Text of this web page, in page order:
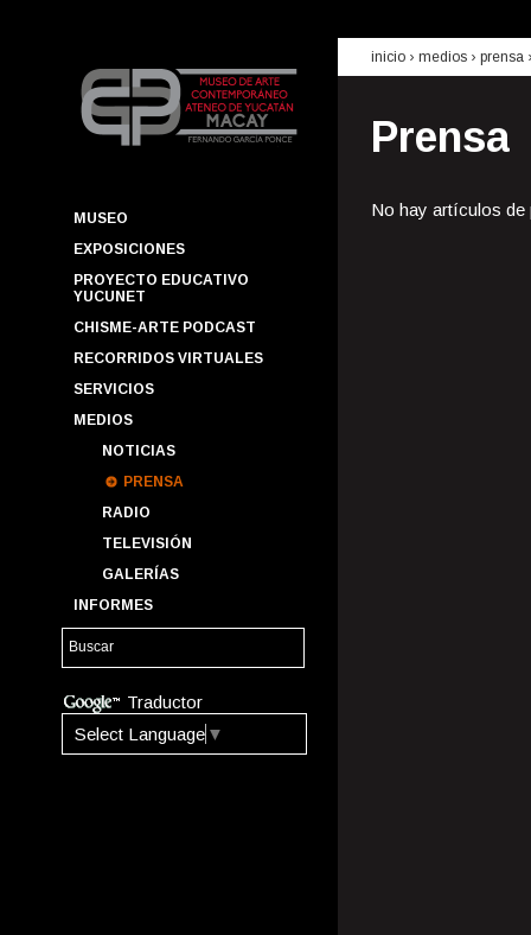
MUSEO
EXPOSICIONES
PROYECTO EDUCATIVO
YUCUNET
CHISME-ARTE PODCAST
RECORRIDOS VIRTUALES
SERVICIOS
MEDIOS
NOTICIAS
PRENSA
RADIO
TELEVISIÓN
GALERÍAS
INFORMES
Traductor
Select Language ▼
inicio › medios › prensa
Prensa
No hay artículos de